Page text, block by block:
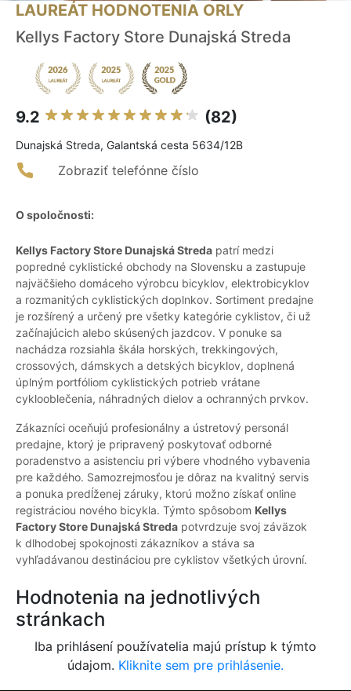
LAUREÁT HODNOTENIA ORLY
Kellys Factory Store Dunajská Streda
9.2 (82)
Dunajská Streda, Galantská cesta 5634/12B
Zobraziť telefónne číslo
O spoločnosti:
Kellys Factory Store Dunajská Streda patrí medzi
popredné cyklistické obchody na Slovensku a zastupuje
najväčšieho domáceho výrobcu bicyklov, elektrobicyklov
a rozmanitých cyklistických doplnkov. Sortiment predajne
je rozšírený a určený pre všetky kategórie cyklistov, či už
začínajúcich alebo skúsených jazdcov. V ponuke sa
nachádza rozsiahla škála horských, trekkingových,
crossových, dámskych a detských bicyklov, doplnená
úplným portfóliom cyklistických potrieb vrátane
cyklooblečenia, náhradných dielov a ochranných prvkov.
Zákazníci oceňujú profesionálny a ústretový personál
predajne, ktorý je pripravený poskytovať odborné
poradenstvo a asistenciu pri výbere vhodného vybavenia
pre každého. Samozrejmosťou je dôraz na kvalitný servis
a ponuka predĺženej záruky, ktorú možno získať online
registráciou nového bicykla. Týmto spôsobom Kellys
Factory Store Dunajská Streda potvrdzuje svoj záväzok
k dlhodobej spokojnosti zákazníkov a stáva sa
vyhľadávanou destináciou pre cyklistov všetkých úrovní.
Hodnotenia na jednotlivých
stránkach
Iba prihlásení používatelia majú prístup k týmto
údajom. Kliknite sem pre prihlásenie.